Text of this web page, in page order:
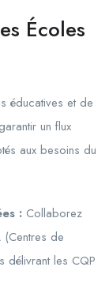
Écoles
éducatives et de
un flux
aux besoins du
: Collaborez
de
délivrant les CQP